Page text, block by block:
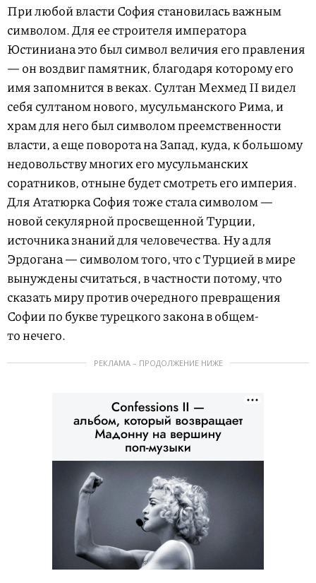
При любой власти София становилась важным
символом. Для ее строителя императора
Юстиниана это был символ величия его правления
— он воздвиг памятник, благодаря которому его
имя запомнится в веках. Султан Мехмед II видел
себя султаном нового, мусульманского Рима, и
храм для него был символом преемственности
власти, а еще поворота на Запад, куда, к большому
недовольству многих его мусульманских
соратников, отныне будет смотреть его империя.
Для Ататюрка София тоже стала символом —
новой секулярной просвещенной Турции,
источника знаний для человечества. Ну а для
Эрдогана — символом того, что с Турцией в мире
вынуждены считаться, в частности потому, что
сказать миру против очередного превращения
Софии по букве турецкого закона в общем-
то нечего.
РЕКЛАМА – ПРОДОЛЖЕНИЕ НИЖЕ